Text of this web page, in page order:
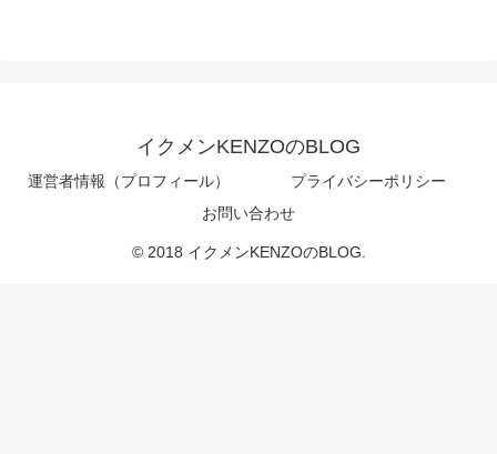
イクメンKENZOのBLOG
運営者情報（プロフィール）
プライバシーポリシー
お問い合わせ
© 2018 イクメンKENZOのBLOG.